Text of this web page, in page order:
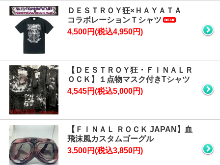
ＤＥＳＴＲＯＹ狂×ＨＡＹＡＴＡ
コラボレーションＴシャツ
4,500円(税込4,950円)
【ＤＥＳＴＲＯＹ狂・ＦＩＮＡＬＲ
ＯＣＫ】１点物マスク付きTシャツ
4,545円(税込5,000円)
【ＦＩＮＡＬ ＲＯＣＫ JAPAN】血
飛沫風カスタムゴーグル
3,500円(税込3,850円)